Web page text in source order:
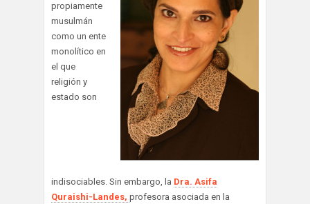
propiamente
musulmán
como un ente
monolítico en
el que
religión y
estado son
indisociables. Sin embargo, la Dra. Asifa
Quraishi-Landes, profesora asociada en la